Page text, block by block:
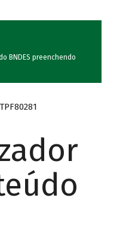
BNDES preenchendo